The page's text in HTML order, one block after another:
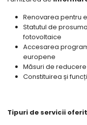
Renovarea pentru
Statutul de
fotovoltaice
Accesarea
europene
Măsuri de
Constituirea și
Tipuri de servicii